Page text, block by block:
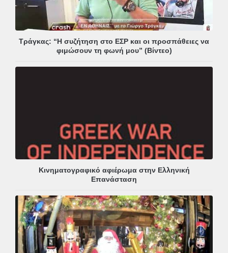
Τράγκας: “Η συζήτηση στο ΕΣΡ και οι προσπάθειες να
φιμώσουν τη φωνή μου” (Βίντεο)
Κινηματογραφικό αφιέρωμα στην Ελληνική
Επανάσταση